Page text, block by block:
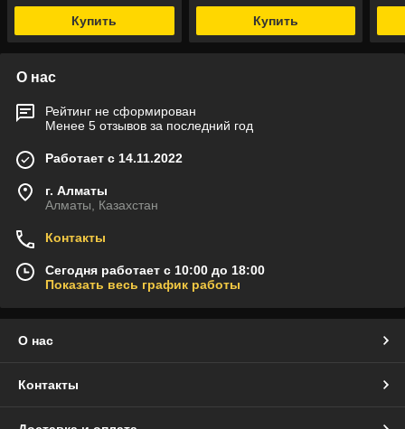
Купить Купить
О нас
Рейтинг не сформирован
Менее 5 отзывов за последний год
Работает с 14.11.2022
г. Алматы
Алматы, Казахстан
Контакты
Сегодня работает с 10:00 до 18:00
Показать весь график работы
О нас
Контакты